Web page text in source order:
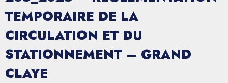
TEMPORAIRE DE LA
CIRCULATION ET DU
STATIONNEMENT – GRAND
CLAYE